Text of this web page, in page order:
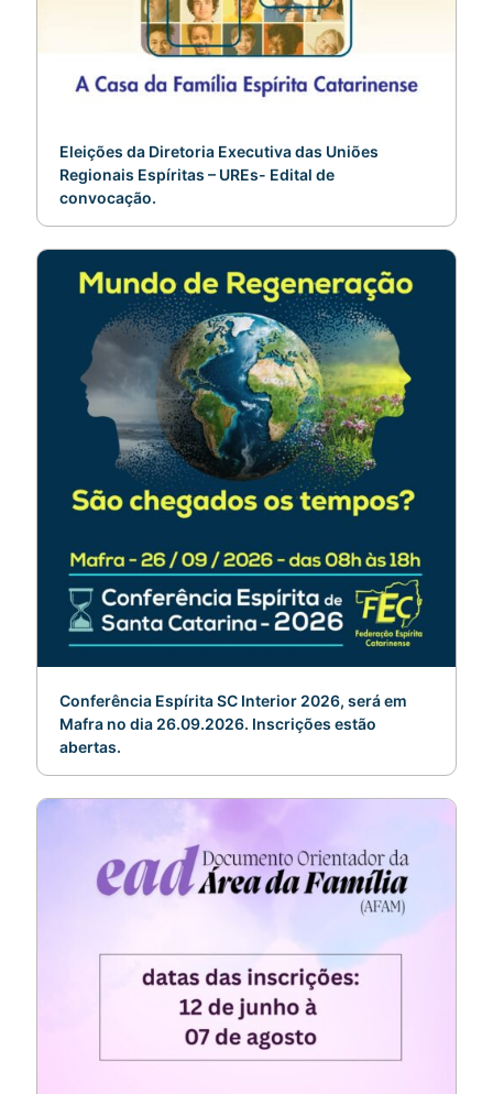
Eleições da Diretoria Executiva das Uniões
Regionais Espíritas – UREs- Edital de
convocação.
Conferência Espírita SC Interior 2026, será em
Mafra no dia 26.09.2026. Inscrições estão
abertas.